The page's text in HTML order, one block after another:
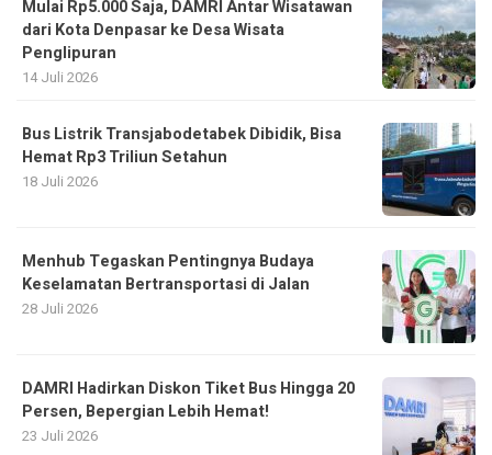
Mulai Rp5.000 Saja, DAMRI Antar Wisatawan
dari Kota Denpasar ke Desa Wisata
Penglipuran
14 Juli 2026
Bus Listrik Transjabodetabek Dibidik, Bisa
Hemat Rp3 Triliun Setahun
18 Juli 2026
Menhub Tegaskan Pentingnya Budaya
Keselamatan Bertransportasi di Jalan
28 Juli 2026
DAMRI Hadirkan Diskon Tiket Bus Hingga 20
Persen, Bepergian Lebih Hemat!
23 Juli 2026